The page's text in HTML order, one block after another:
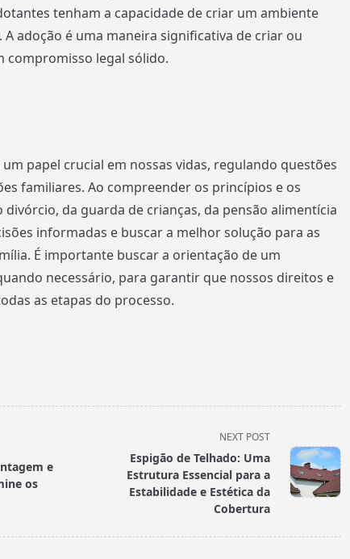
tenham a capacidade de criar um ambiente
adoção é uma maneira significativa de criar ou
compromisso legal sólido.
papel crucial em nossas vidas, regulando questões
familiares. Ao compreender os princípios e os
da guarda de crianças, da pensão alimentícia
informadas e buscar a melhor solução para as
É importante buscar a orientação de um
necessário, para garantir que nossos direitos e
as etapas do processo.
e
os
NEXT POST
Espigão de Telhado: Uma
Estrutura Essencial para a
Estabilidade e Estética da
Cobertura